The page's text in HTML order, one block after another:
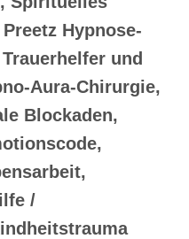
Hypnose-
und
Aura-Chirurgie,
Blockaden,
/